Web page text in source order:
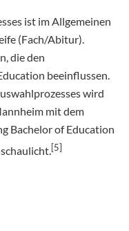
ist im Allgemeinen
(Fach/Abitur).
die den
beeinflussen.
wird
mit dem
Bachelor of Education
[5]